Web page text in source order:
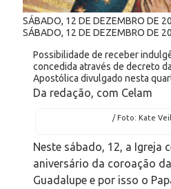
SÁBADO, 12 DE DEZEMBRO DE
SÁBADO, 12 DE DEZEMBRO DE
Possibilidade de receber
concedida através de decreto
Apostólica divulgado nesta
Da redação, com Celam
/ Foto: Kate
Neste sábado, 12, a Igreja
aniversário da coroação
Guadalupe e por isso o